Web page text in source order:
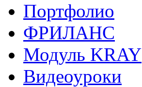
Портфолио
ФРИЛАНС
Модуль KRAY
Видеоуроки